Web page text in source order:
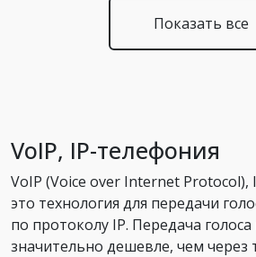
Показать все
VoIP, IP-телефония
VoIP (Voice over Internet
это технология для передачи
по протоколу IP. Передача голоса
значительно дешевле, чем